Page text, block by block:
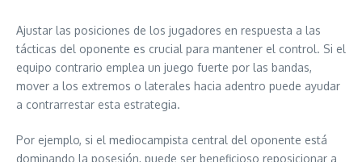
Ajustar las posiciones de los jugadores en respuesta a las
tácticas del oponente es crucial para mantener el control. Si el
equipo contrario emplea un juego fuerte por las bandas,
mover a los extremos o laterales hacia adentro puede ayudar
a contrarrestar esta estrategia.
Por ejemplo, si el mediocampista central del oponente está
dominando la posesión, puede ser beneficioso reposicionar a